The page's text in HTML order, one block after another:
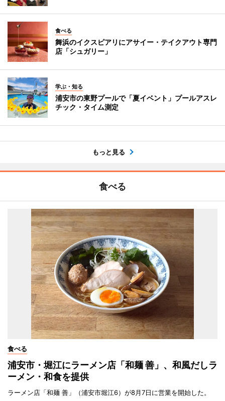
食べる
舞浜のイクスピアリにアサイー・テイクアウト専門
店「シュガリー」
学ぶ・知る
浦安市の東野プールで「夏イベント」プールアスレ
チック・タイム測定
もっと見る
食べる
食べる
浦安市・堀江にラーメン店「和麺 善」、和風だしラ
ーメン・和食を提供
ラーメン店「和麺 善」（浦安市堀江6）が8月7日に営業を開始した。